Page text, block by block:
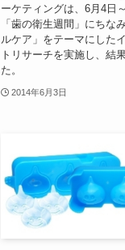
ーケティングは、6月4日
「歯の衛生週間」にちな
ルケア」をテーマにした
トリサーチを実施し、結
た。
2014年6月3日